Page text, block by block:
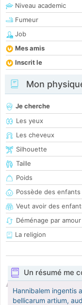
Niveau academic
Fumeur
Job
Mes amis
Inscrit le
Mon
Je cherche
Les yeux
Les cheveux
Silhouette
Taille
Poids
Possède des enfants
Veut avoir des
Déménage par amour
La religion
Un résumé me
Hannibalem ingentis
bellicarum artium,